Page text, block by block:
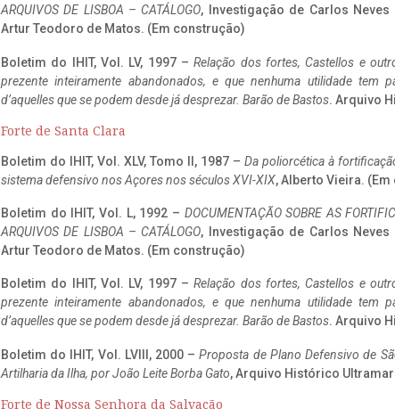
ARQUIVOS DE LISBOA – CATÁLOGO, Investigação de Carlos
Artur Teodoro de Matos. (Em construção)
Boletim do IHIT, Vol. LV, 1997 –Relação dos fortes, Castellos e
prezente inteiramente abandonados, e que nenhuma utilidade tem
d’aquelles que se podem desde já desprezar. Barão de Bastos. Arquivo
Forte de Santa Clara
Boletim do IHIT, Vol. XLV, Tomo II, 1987 – Da poliorcética à
sistema defensivo nos Açores nos séculos XVI-XIX, Alberto Vieira.
Boletim do IHIT, Vol. L, 1992 – DOCUMENTAÇÃO SOBRE AS
ARQUIVOS DE LISBOA – CATÁLOGO, Investigação de Carlos
Artur Teodoro de Matos. (Em construção)
Boletim do IHIT, Vol. LV, 1997 –Relação dos fortes, Castellos e
prezente inteiramente abandonados, e que nenhuma utilidade tem
d’aquelles que se podem desde já desprezar. Barão de Bastos. Arquivo
Boletim do IHIT, Vol. LVIII, 2000 –Proposta de Plano Defensivo de
Artilharia da Ilha, por João Leite Borba Gato, Arquivo Histórico
Forte de Nossa Senhora da Salvação